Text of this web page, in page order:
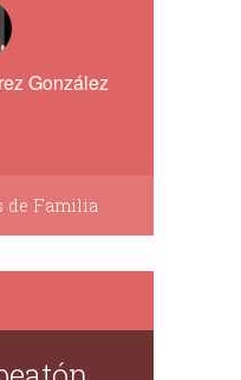
González
de Familia